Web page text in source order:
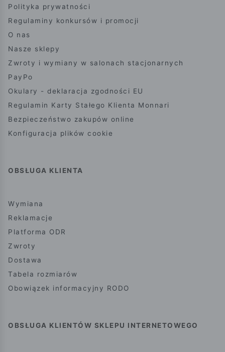
Polityka prywatności
Regulaminy konkursów i promocji
O nas
Nasze sklepy
Zwroty i wymiany w salonach stacjonarnych
PayPo
Okulary - deklaracja zgodności EU
Regulamin Karty Stałego Klienta Monnari
Bezpieczeństwo zakupów online
Konfiguracja plików cookie
OBSŁUGA KLIENTA
Wymiana
Reklamacje
Platforma ODR
Zwroty
Dostawa
Tabela rozmiarów
Obowiązek informacyjny RODO
OBSŁUGA KLIENTÓW SKLEPU INTERNETOWEGO